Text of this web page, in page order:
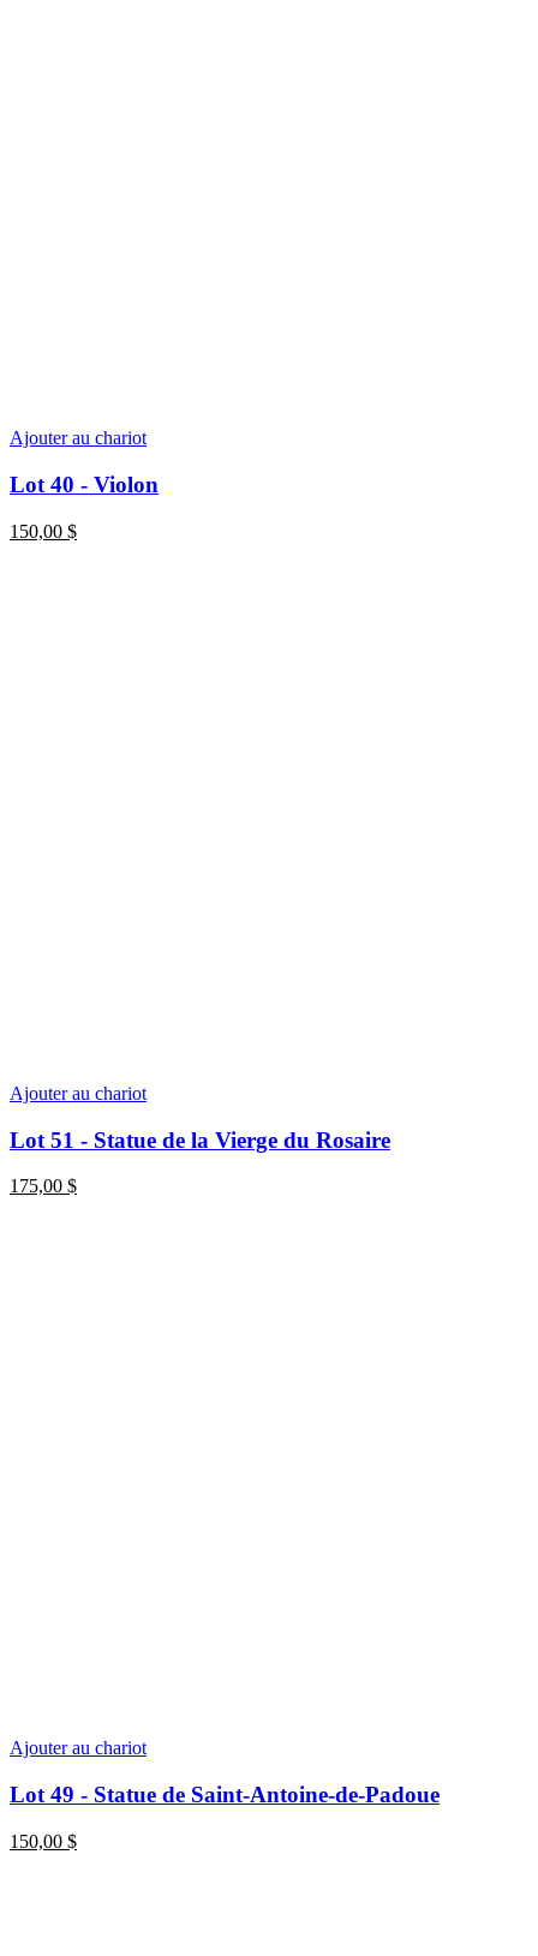
Ajouter au chariot
Lot 40 - Violon
150,00 $
Ajouter au chariot
Lot 51 - Statue de la Vierge du Rosaire
175,00 $
Ajouter au chariot
Lot 49 - Statue de Saint-Antoine-de-Padoue
150,00 $